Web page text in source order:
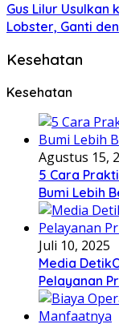
Gus Lilur Usulkan
Lobster, Ganti
Kesehatan
Kesehatan
Agustus 15,
5 Cara
Bumi Lebih
Juli 10, 2025
Media
Pelayanan